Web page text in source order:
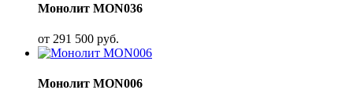
Монолит MON036
от 291 500 руб.
Монолит MON006